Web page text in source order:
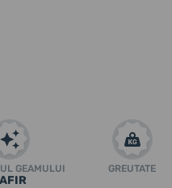
GEAMULUI GREUTATE